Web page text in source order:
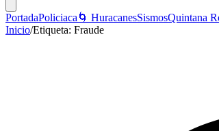
PortadaPoliciaca 🌀 HuracanesSismosQuintana
Inicio/Etiqueta: Fraude